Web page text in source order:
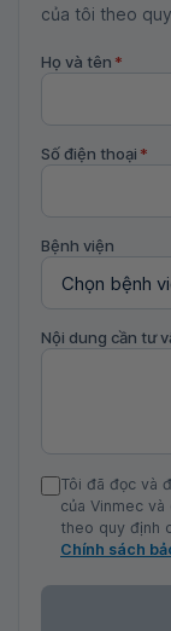
của tôi theo
Họ và tên *
Số điện thoại *
Bệnh viện
Nội dung cần tư
Tôi đã đọc và
của Vinmec
theo quy định
Chính sách